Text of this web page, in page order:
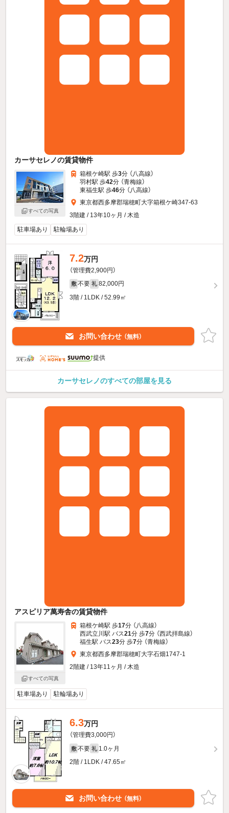
カーサセレノの賃貸物件
すべての写真
箱根ケ崎駅 歩3分 （八高線）
羽村駅 歩42分 （青梅線）
東福生駅 歩46分 （八高線）
東京都西多摩郡瑞穂町大字箱根ケ崎347-63
3階建 / 13年10ヶ月 / 木造
駐車場あり
駐輪場あり
7.2万円
（管理費2,900円）
敷 不要 礼 82,000円
3階 / 1LDK / 52.99㎡
お問い合わせ （無料）
提供
カーサセレノのすべての部屋を見る
アスピリア萬寿舎の賃貸物件
すべての写真
箱根ケ崎駅 歩17分 （八高線）
西武立川駅 バス21分 歩7分 （西武拝島線）
福生駅 バス23分 歩7分 （青梅線）
東京都西多摩郡瑞穂町大字石畑1747-1
2階建 / 13年11ヶ月 / 木造
駐車場あり 駐輪場あり
6.3万円
（管理費3,000円）
敷 不要 礼 1.0ヶ月
2階 / 1LDK / 47.65㎡
お問い合わせ （無料）